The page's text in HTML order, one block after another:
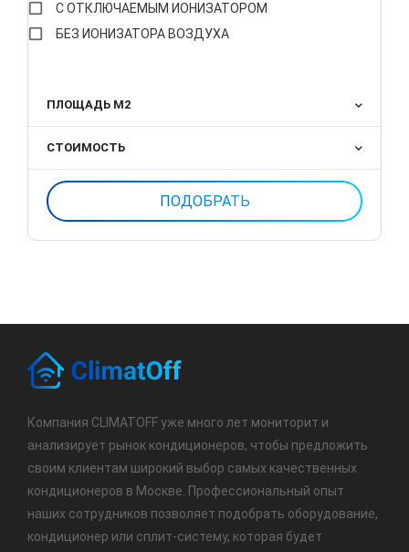
С ОТКЛЮЧАЕМЫМ ИОНИЗАТОРОМ
БЕЗ ИОНИЗАТОРА ВОЗДУХА
ПЛОЩАДЬ М2
СТОИМОСТЬ
Компания CLIMATOFF уже много лет мониторит и
анализирует рынок кондиционеров, чтобы предложить
своим клиентам широкий выбор самых качественных
кондиционеров в Москве. Профессиональный опыт
наших сотрудников позволяет подобрать оборудование,
кондиционер или сплит-систему, которая будет